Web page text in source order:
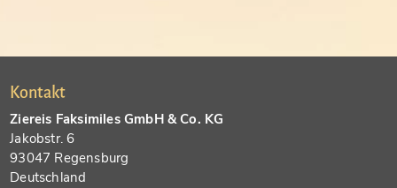
Kontakt
Ziereis Faksimiles GmbH & Co. KG
Jakobstr. 6
93047 Regensburg
Deutschland